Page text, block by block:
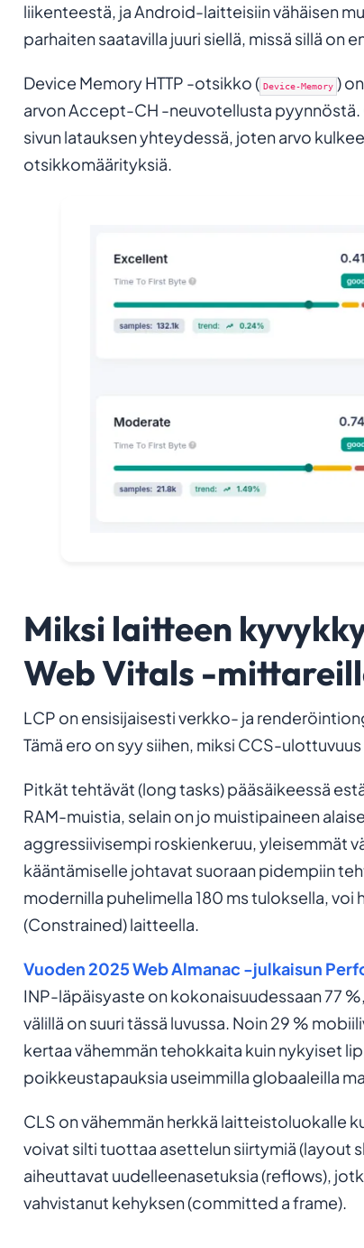
liikenteestä, ja Android-laitteisiin vähäisen
parhaiten saatavilla juuri siellä, missä sillä on
Device Memory HTTP -otsikko ( Device-Memory )
arvon Accept-CH -neuvotellusta
sivun latauksen yhteydessä, joten arvo
otsikkomäärityksiä.
Miksi laitteen
Web Vitals -
LCP on ensisijaisesti verkko- ja
Tämä ero on syy siihen, miksi CCS-
Pitkät tehtävät (long tasks) pääsäikeessä
RAM-muistia, selain on jo muistipaineen
aggressiivisempi roskienkeruu, yleisemmät
kääntämiselle johtavat suoraan pidempiin
modernilla puhelimella 180 ms tuloksella,
(Constrained) laitteella.
Vuoden 2025 Web Almanac -julkaisun
INP-läpäisyaste on kokonaisuudessaan 77
välillä on suuri tässä luvussa. Noin 29 %
kertaa vähemmän tehokkaita kuin nykyiset
poikkeustapauksia useimmilla globaaleilla
CLS on vähemmän herkkä laitteistoluokalle
voivat silti tuottaa asettelun siirtymiä (layout
aiheuttavat uudelleenasetuksia (reflows),
vahvistanut kehyksen (committed a frame).